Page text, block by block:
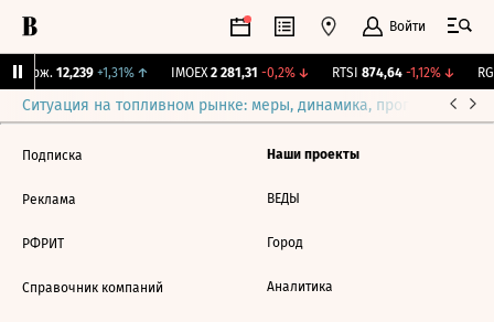
Войти
Бирж. 12,239 +1,31%↑ IMOEX 2 281,31 -0,2%↓ RTSI 874,64 -1,12%↓
Ситуация на топливном рынке: меры, динамика, прогнозы
Подписка
Реклама
РФРИТ
Справочник компаний
Наши проекты
ВЕДЫ
Город
Аналитика